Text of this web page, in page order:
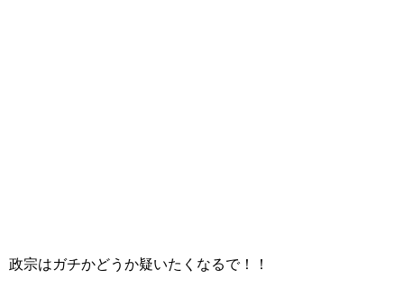
政宗はガチかどうか疑いたくなるで！！